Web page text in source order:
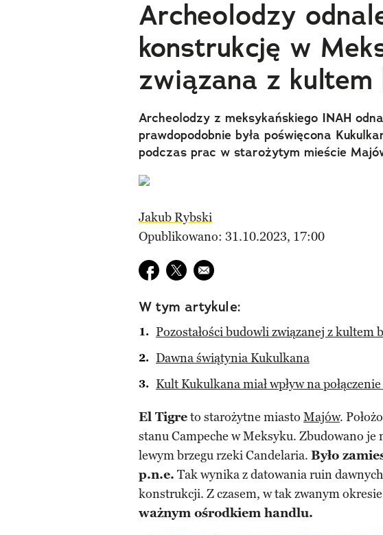
Archeolodzy
konstrukcję w
związana z kultem
Archeolodzy z meksykańskiego INAH
prawdopodobnie była poświęcona
podczas prac w starożytym mieście
Jakub Rybski
Opublikowano: 31.10.2023, 17:00
Udostępnij na facebook
Udostępnij na twitter
E-mail do przyjaciela
W tym artykule:
Pozostałości budowli związanej z kultem
Dawna świątynia Kukulkana
Kult Kukulkana miał wpływ na
El Tigreto starożytne miasto Majów.
stanu Campeche w Meksyku. Zbudowano
lewym brzegu rzeki Candelaria. Było
p.n.e. Tak wynika z datowania ruin
konstrukcji. Z czasem, w tak zwanym
ważnym ośrodkiem handlu.